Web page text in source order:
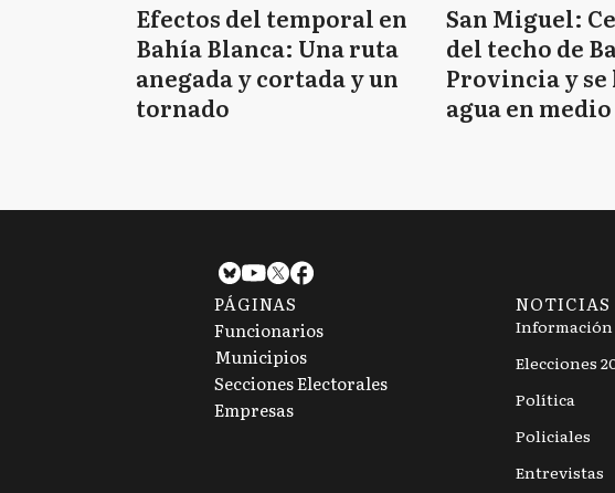
Efectos del temporal en
Bahía Blanca: Una ruta
anegada y cortada y un
tornado
San Miguel:
del techo de
Provincia y se
agua en
PÁGINAS
Funcionarios
Municipios
Secciones Electorales
Empresas
NOTICIAS
Información
Elecciones
Política
Policiales
Entrevistas